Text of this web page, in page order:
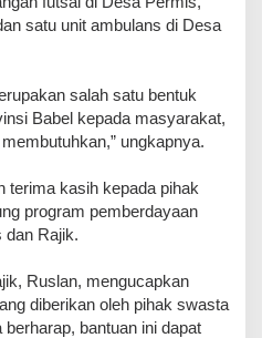
satu unit ambulans di Desa
salah satu bentuk
Babel kepada masyarakat,
ungkapnya.
terima kasih kepada pihak
program pemberdayaan
dan Rajik.
Ruslan, mengucapkan
diberikan oleh pihak swasta
bantuan ini dapat